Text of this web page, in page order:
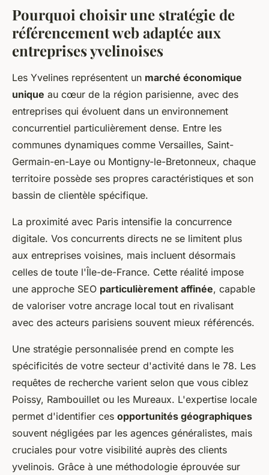
Pourquoi choisir une stratégie de
référencement web adaptée aux
entreprises yvelinoises
Les Yvelines représentent un marché économique
unique au cœur de la région parisienne, avec des
entreprises qui évoluent dans un environnement
concurrentiel particulièrement dense. Entre les
communes dynamiques comme Versailles, Saint-
Germain-en-Laye ou Montigny-le-Bretonneux, chaque
territoire possède ses propres caractéristiques et son
bassin de clientèle spécifique.
La proximité avec Paris intensifie la concurrence
digitale. Vos concurrents directs ne se limitent plus
aux entreprises voisines, mais incluent désormais
celles de toute l'Île-de-France. Cette réalité impose
une approche SEO particulièrement affinée, capable
de valoriser votre ancrage local tout en rivalisant
avec des acteurs parisiens souvent mieux référencés.
Une stratégie personnalisée prend en compte les
spécificités de votre secteur d'activité dans le 78. Les
requêtes de recherche varient selon que vous ciblez
Poissy, Rambouillet ou les Mureaux. L'expertise locale
permet d'identifier ces opportunités géographiques
souvent négligées par les agences généralistes, mais
cruciales pour votre visibilité auprès des clients
yvelinois. Grâce à une méthodologie éprouvée sur